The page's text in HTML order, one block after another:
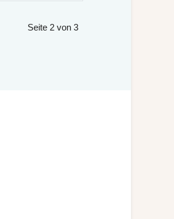
Seite 2 von 3